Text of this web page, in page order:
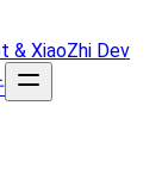
& XiaoZhi Dev